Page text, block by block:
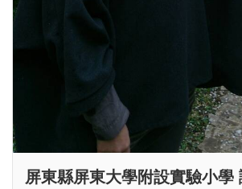
屏東縣屏東大學附設實驗小學